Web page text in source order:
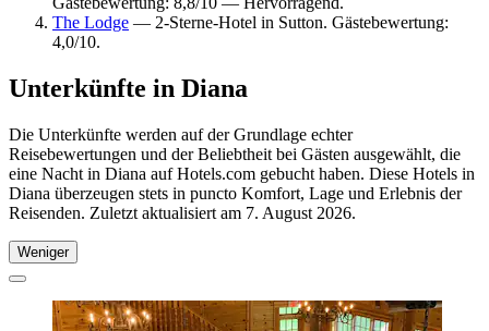
The Lodge — 2-Sterne-Hotel in Sutton. Gästebewertung:
4,0/10.
Unterkünfte in Diana
Die Unterkünfte werden auf der Grundlage echter
Reisebewertungen und der Beliebtheit bei Gästen ausgewählt, die
eine Nacht in Diana auf Hotels.com gebucht haben. Diese Hotels in
Diana überzeugen stets in puncto Komfort, Lage und Erlebnis der
Reisenden. Zuletzt aktualisiert am 7. August 2026.
Weniger